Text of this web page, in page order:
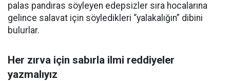
palas pandıras söyleyen edepsizler sıra hocalarına
gelince salavat için söyledikleri “yalakalığın” dibini
bulurlar.
Her zırva için sabırla ilmi reddiyeler
yazmalıyız